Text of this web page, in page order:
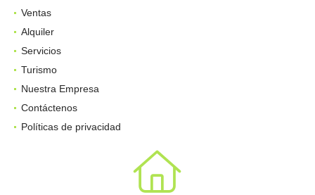
Ventas
Alquiler
Servicios
Turismo
Nuestra Empresa
Contáctenos
Políticas de privacidad